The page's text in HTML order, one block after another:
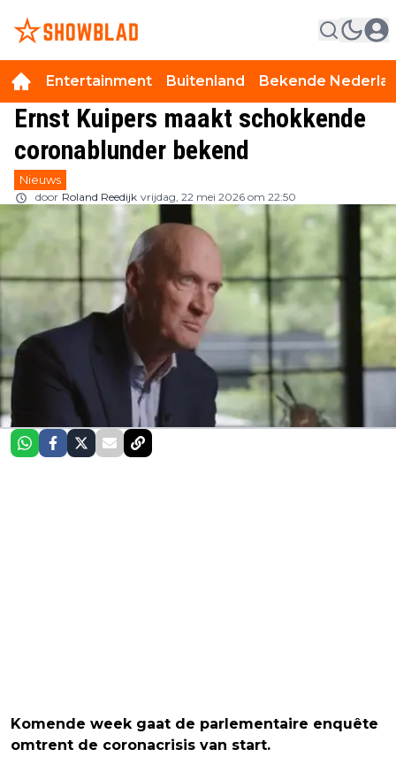
Entertainment Buitenland Bekende
Ernst Kuipers maakt schokkende
coronablunder bekend
Nieuws
door Roland Reedijk vrijdag, 22 mei 2026 om 22:50
Komende week gaat de parlementaire enquête
omtrent de coronacrisis van start.